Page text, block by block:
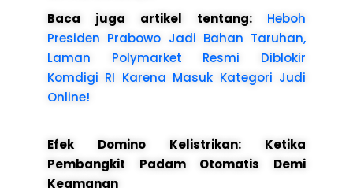
Baca juga artikel tentang: Heboh
Presiden Prabowo Jadi Bahan Taruhan,
Laman Polymarket Resmi Diblokir
Komdigi RI Karena Masuk Kategori Judi
Online!
Efek Domino Kelistrikan: Ketika
Pembangkit Padam Otomatis Demi
Keamanan